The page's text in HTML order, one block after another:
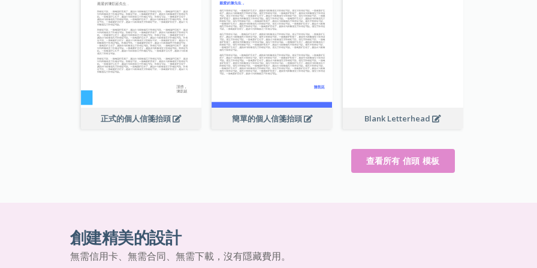
正式的個人信箋抬頭 簡單的個人信箋抬頭 Blank Letterhead
查看所有 信頭 模板
創建精美的設計
無需信用卡、無需合同、無需下載，沒有隱藏費用。